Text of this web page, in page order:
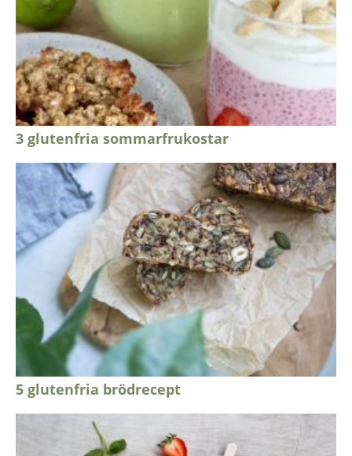
3 glutenfria sommarfrukostar
5 glutenfria brödrecept